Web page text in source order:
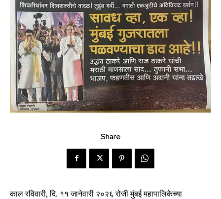
Share
काल रविवारी, दि. ११ जानेवारी २०२६ रोजी मुंबई महापालिकेच्या